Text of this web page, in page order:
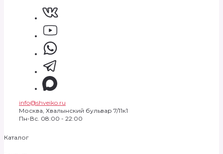
info@shveiko.ru
Москва, Хвалынский бульвар 7/11к1
Пн-Вс. 08:00 - 22:00
Каталог